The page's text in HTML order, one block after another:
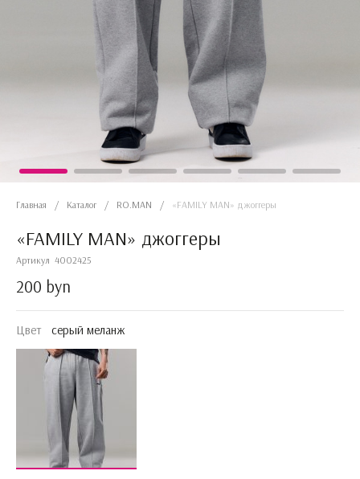
Главная / Каталог / RO.MAN / «FAMILY MAN» джоггеры
«FAMILY MAN» джоггеры
Артикул 4002425
200 byn
Цвет серый меланж